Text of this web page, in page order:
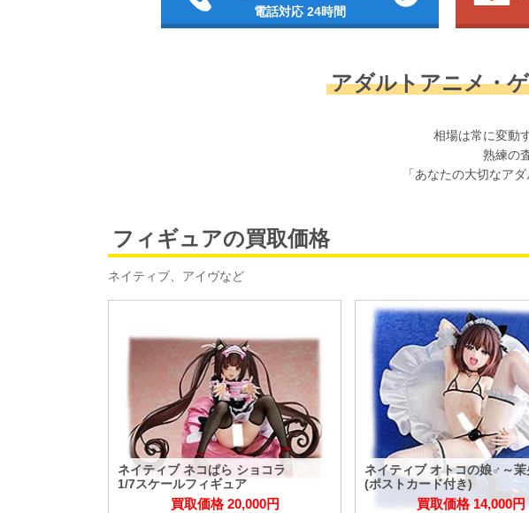
電話対応 24時間
アダルトアニメ・
相場は常に変動
熟練の
「あなたの大切なア
フィギュアの買取価格
ネイティブ、アイヴなど
ネイティブ ネコぱら ショコラ
1/7スケールフィギュア
買取価格 20,000円
ネイティブ オトコの娘♂～茉
(ポストカード付き)
買取価格 14,000円